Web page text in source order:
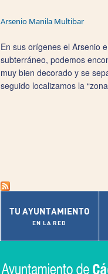
Arsenio Manila Multibar
En sus orígenes el Arsenio
subterráneo, podemos
muy bien decorado y se
seguido localizamos la
TU AYUNTAMIENTO
EN LA RED